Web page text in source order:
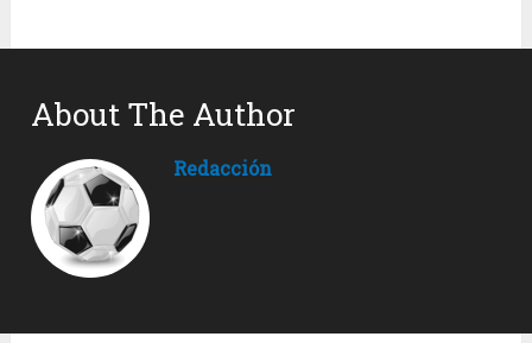
About The Author
Redacción